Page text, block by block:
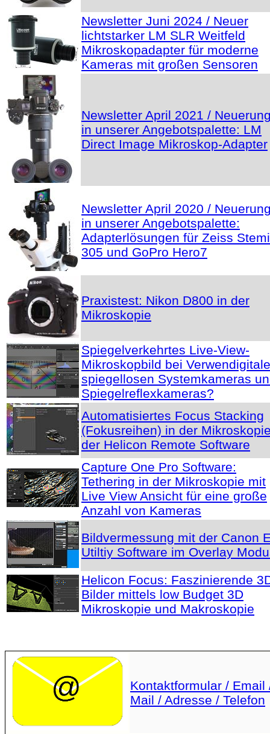
Newsletter Juni 2024 / Neuer
lichtstarker LM SLR Weitfeld
Mikroskopadapter für moderne
Kameras mit großen Sensoren
Newsletter April 2021 /
in unserer Angebotspalette: LM
Direct Image Mikroskop-Adapter
Newsletter April 2020 /
in unserer Angebotspalette:
Adapterlösungen für Zeiss Stemi
305 und GoPro Hero7
Praxistest: Nikon D800 in der
Mikroskopie
Spiegelverkehrtes Live-View-
Mikroskopbild bei
spiegellosen Systemkameras
Spiegelreflexkameras?
Automatisiertes Focus Stacking
(Fokusreihen) in der
der Helicon Remote Software
Capture One Pro Software:
Tethering in der Mikroskopie mit
Live View Ansicht für eine große
Anzahl von Kameras
Bildvermessung mit der Canon
Utiltiy Software im Overlay
Helicon Focus: Faszinierende
Bilder mittels low Budget 3D
Mikroskopie und Makroskopie
Kontaktformular / Email
Mail / Adresse / Telefon